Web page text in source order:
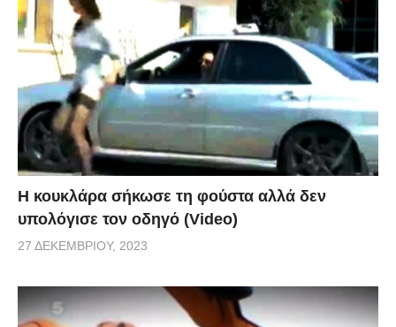
Η κουκλάρα σήκωσε τη φούστα αλλά δεν
υπολόγισε τον οδηγό (Video)
27 ΔΕΚΕΜΒΡΊΟΥ, 2023